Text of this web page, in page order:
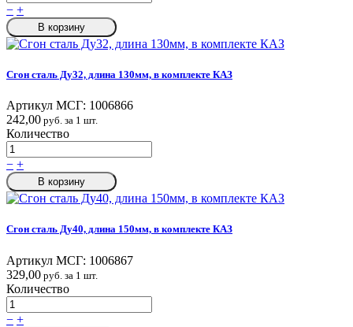
− +
В корзину
Сгон сталь Ду32, длина 130мм, в комплекте КАЗ
Артикул МСГ: 1006866
242,00 руб. за 1 шт.
Количество
− +
В корзину
Сгон сталь Ду40, длина 150мм, в комплекте КАЗ
Артикул МСГ: 1006867
329,00 руб. за 1 шт.
Количество
− +